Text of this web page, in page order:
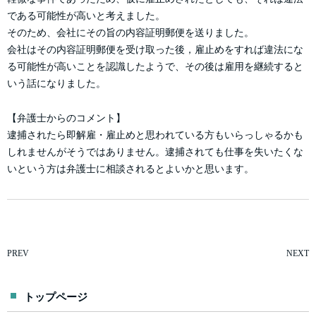
である可能性が高いと考えました。
そのため、会社にその旨の内容証明郵便を送りました。
会社はその内容証明郵便を受け取った後，雇止めをすれば違法にな
る可能性が高いことを認識したようで、その後は雇用を継続すると
いう話になりました。
【弁護士からのコメント】
逮捕されたら即解雇・雇止めと思われている方もいらっしゃるかも
しれませんがそうではありません。逮捕されても仕事を失いたくな
いという方は弁護士に相談されるとよいかと思います。
PREV NEXT
トップページ